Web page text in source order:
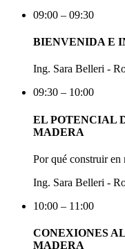
09:00 – 09:30
BIENVENIDA E
Ing. Sara Belleri -
09:30 – 10:00
EL POTENCIAL
MADERA
Por qué construir en
Ing. Sara Belleri -
10:00 – 11:00
CONEXIONES
MADERA